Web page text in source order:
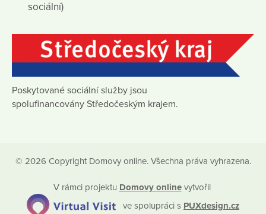
sociální)
Poskytované sociální služby jsou
spolufinancovány Středočeským krajem.
© 2026 Copyright Domovy online. Všechna práva vyhrazena.
V rámci projektu Domovy onlinevytvořil
ve spolupráci s PUXdesign.cz